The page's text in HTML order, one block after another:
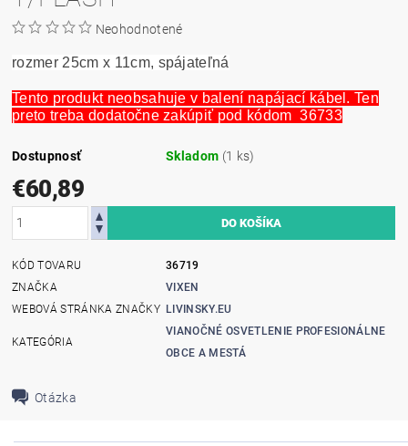
Neohodnotené
rozmer 25cm x 11cm, spájateľná
Tento produkt neobsahuje v balení napájací kábel. Ten
preto treba dodatočne zakúpiť pod kódom 36733
Dostupnosť Skladom (1 ks)
€60,89
KÓD TOVARU
36719
ZNAČKA
VIXEN
WEBOVÁ STRÁNKA ZNAČKY LIVINSKY.EU
KATEGÓRIA
VIANOČNÉ OSVETLENIE PROFESIONÁLNE
OBCE A MESTÁ
Otázka